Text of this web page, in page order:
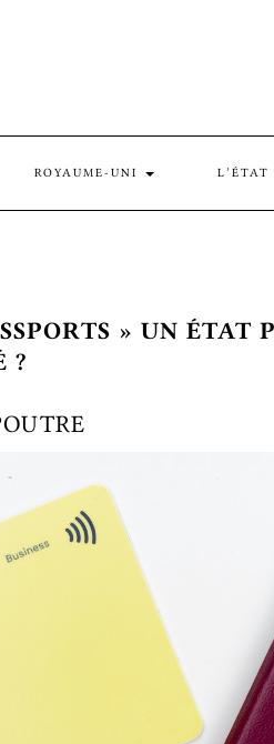
ROYAUME-UNI
» UN ÉTAT
?